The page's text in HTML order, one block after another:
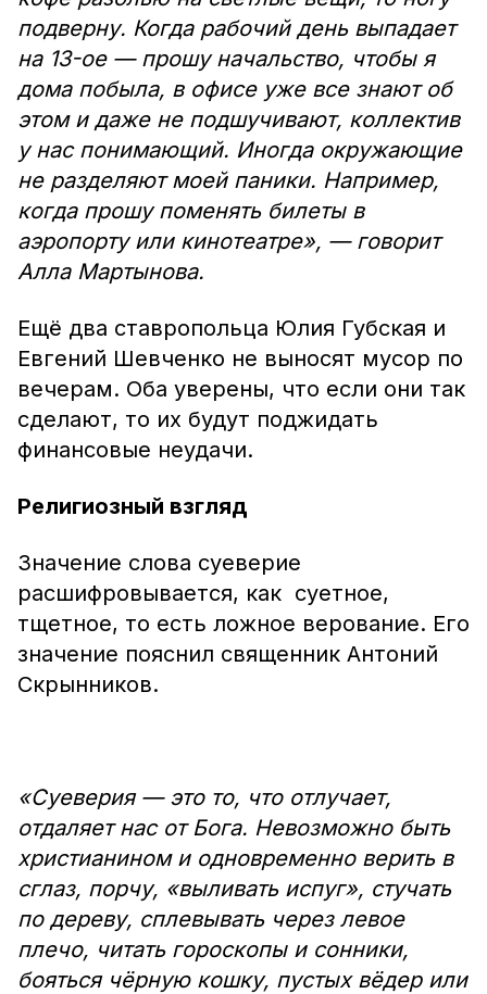
подверну. Когда рабочий день выпадает
на 13-ое — прошу начальство, чтобы я
дома побыла, в офисе уже все знают об
этом и даже не подшучивают, коллектив
у нас понимающий. Иногда окружающие
не разделяют моей паники. Например,
когда прошу поменять билеты в
аэропорту или кинотеатре», — говорит
Алла Мартынова.
Ещё два ставропольца Юлия Губская и
Евгений Шевченко не выносят мусор по
вечерам. Оба уверены, что если они так
сделают, то их будут поджидать
финансовые неудачи.
Религиозный взгляд
Значение слова суеверие
расшифровывается, как суетное,
тщетное, то есть ложное верование. Его
значение пояснил священник Антоний
Скрынников.
«Суеверия — это то, что отлучает,
отдаляет нас от Бога. Невозможно быть
христианином и одновременно верить в
сглаз, порчу, «выливать испуг», стучать
по дереву, сплевывать через левое
плечо, читать гороскопы и сонники,
бояться чёрную кошку, пустых вёдер или